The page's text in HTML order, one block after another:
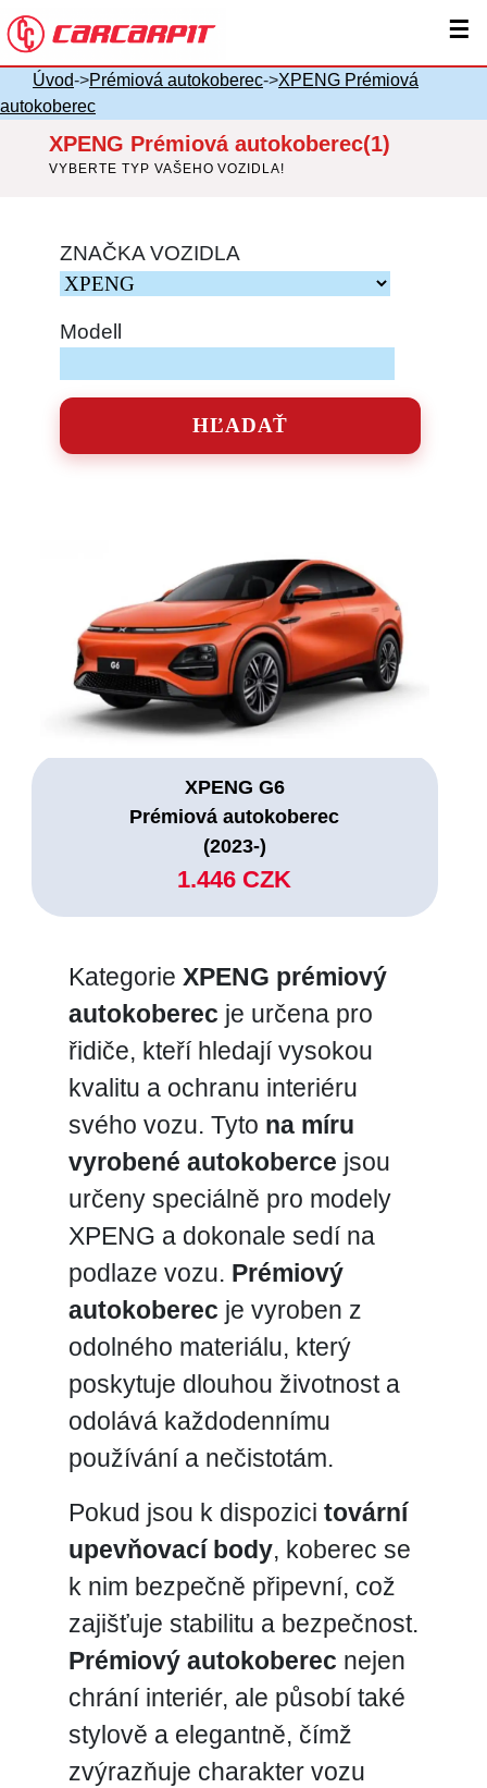
☰
Úvod->Prémiová autokoberec->XPENG Prémiová
autokoberec
XPENG Prémiová autokoberec(1)
VYBERTE TYP VAŠEHO VOZIDLA!
ZNAČKA VOZIDLA
Modell
HĽADAŤ
XPENG G6
Prémiová autokoberec
(2023-)
1.446 CZK
Kategorie XPENG prémiový
autokoberec je určena pro
řidiče, kteří hledají vysokou
kvalitu a ochranu interiéru
svého vozu. Tyto na míru
vyrobené autokoberce jsou
určeny speciálně pro modely
XPENG a dokonale sedí na
podlaze vozu. Prémiový
autokoberec je vyroben z
odolného materiálu, který
poskytuje dlouhou životnost a
odolává každodennímu
používání a nečistotám.
Pokud jsou k dispozici tovární
upevňovací body, koberec se
k nim bezpečně připevní, což
zajišťuje stabilitu a bezpečnost.
Prémiový autokoberec nejen
chrání interiér, ale působí také
stylově a elegantně, čímž
zvýrazňuje charakter vozu